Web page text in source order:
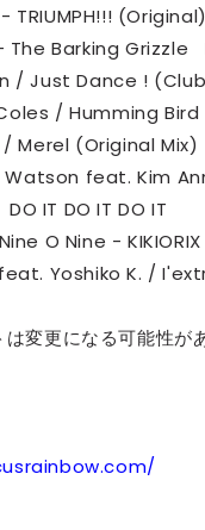
- TRIUMPH!!! (Original)
The Barking Grizzle
/ Just Dance !
/ Humming Bird
/ Merel (Original Mix)
Watson feat. Kim
IT DO IT DO IT
O Nine -
feat. Yoshiko K. /
変更になる可能性が